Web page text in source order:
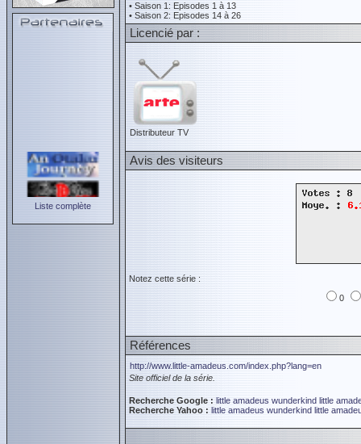
Liste complète
• Saison 1: Episodes 1 à 13
• Saison 2: Episodes 14 à 26
Licencié par :
Distributeur TV
Avis des visiteurs
Notez cette série :
0
Références
http://www.little-amadeus.com/index.php?lang=en
Site officiel de la série.
Recherche Google : little amadeus wunderkind little
Recherche Yahoo : little amadeus wunderkind little